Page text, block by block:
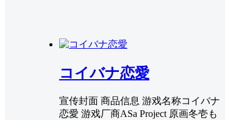
コイバナ恋愛
宣传封面 商品信息 游戏名称コイバナ
恋愛 游戏厂商ASa Project 原画冬壱も